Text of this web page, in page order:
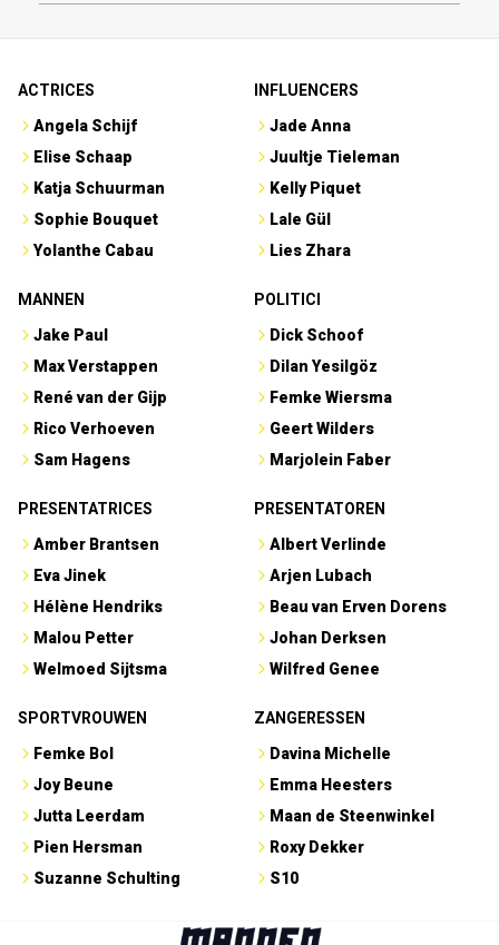
ACTRICES
Angela Schijf
Elise Schaap
Katja Schuurman
Sophie Bouquet
Yolanthe Cabau
INFLUENCERS
Jade Anna
Juultje Tieleman
Kelly Piquet
Lale Gül
Lies Zhara
MANNEN
Jake Paul
Max Verstappen
René van der Gijp
Rico Verhoeven
Sam Hagens
POLITICI
Dick Schoof
Dilan Yesilgöz
Femke Wiersma
Geert Wilders
Marjolein Faber
PRESENTATRICES
Amber Brantsen
Eva Jinek
Hélène Hendriks
Malou Petter
Welmoed Sijtsma
PRESENTATOREN
Albert Verlinde
Arjen Lubach
Beau van Erven Dorens
Johan Derksen
Wilfred Genee
SPORTVROUWEN
Femke Bol
Joy Beune
Jutta Leerdam
Pien Hersman
Suzanne Schulting
ZANGERESSEN
Davina Michelle
Emma Heesters
Maan de Steenwinkel
Roxy Dekker
S10